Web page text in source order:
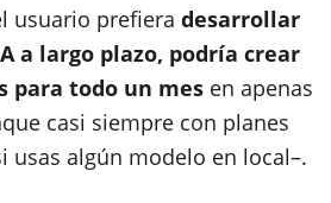
usuario prefiera desarrollar
a largo plazo, podría crear
para todo un mes en apenas
casi siempre con planes
usas algún modelo en local–.